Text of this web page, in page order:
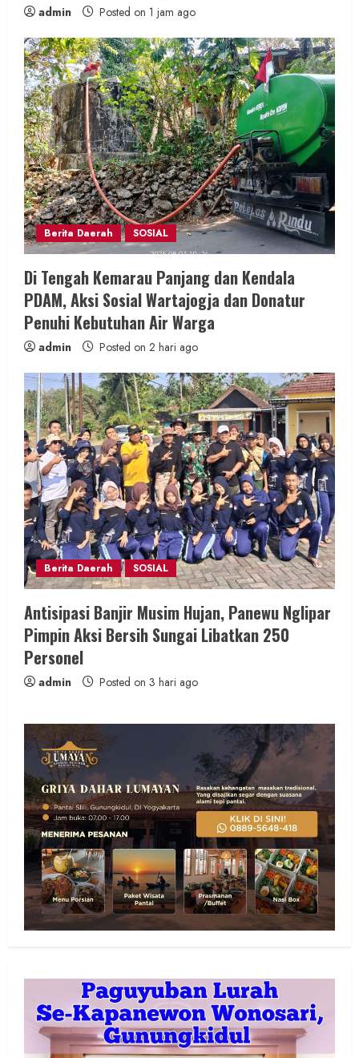
admin Posted on 1 jam ago
Berita Daerah SOSIAL
Di Tengah Kemarau Panjang dan Kendala
PDAM, Aksi Sosial Wartajogja dan Donatur
Penuhi Kebutuhan Air Warga
admin Posted on 2 hari ago
Berita Daerah SOSIAL
Antisipasi Banjir Musim Hujan, Panewu Nglipar
Pimpin Aksi Bersih Sungai Libatkan 250
Personel
admin Posted on 3 hari ago